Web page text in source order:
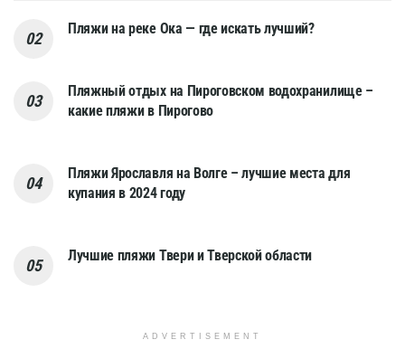
Пляжи на реке Ока — где искать лучший?
Пляжный отдых на Пироговском водохранилище –
какие пляжи в Пирогово
Пляжи Ярославля на Волге – лучшие места для
купания в 2024 году
Лучшие пляжи Твери и Тверской области
ADVERTISEMENT